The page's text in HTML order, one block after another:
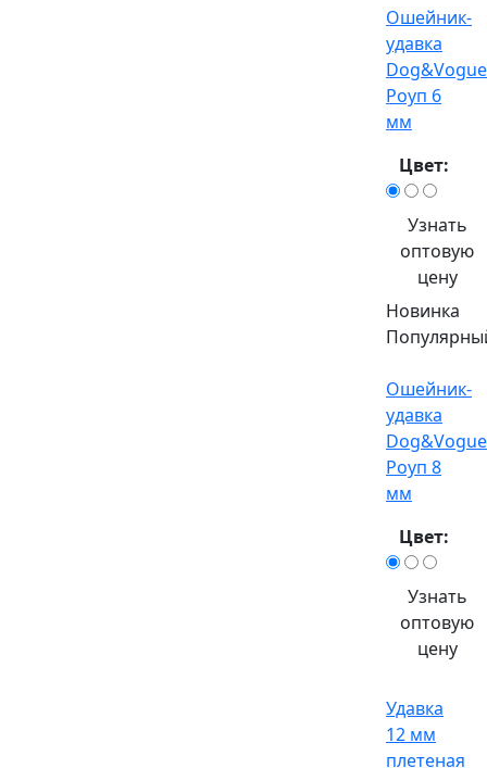
Ошейник-
удавка
Dog&Vogue
Роуп 6
мм
Цвет:
Узнать
оптовую
цену
Новинка
Ошейник-
удавка
Dog&Vogue
Роуп 8
мм
Цвет:
Узнать
оптовую
цену
Удавка
12 мм
плетеная